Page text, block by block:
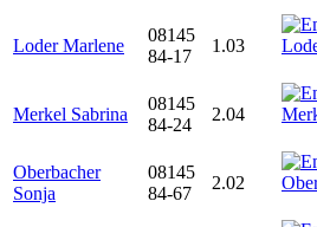
Loder Marlene
08145
84-17
1.03
Merkel Sabrina
08145
84-24
2.04
Oberbacher
Sonja
08145
84-67
2.02